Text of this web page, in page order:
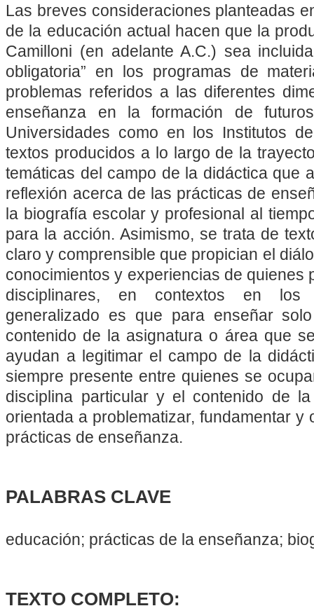
Las breves consideraciones planteadas
de la educación actual hacen que la
Camilloni (en adelante A.C.) sea
obligatoria” en los programas de
problemas referidos a las diferentes
enseñanza en la formación de
Universidades como en los Institutos
textos producidos a lo largo de la
temáticas del campo de la didáctica que
reflexión acerca de las prácticas de
la biografía escolar y profesional al
para la acción. Asimismo, se trata de
claro y comprensible que propician el
conocimientos y experiencias de quienes
disciplinares, en contextos en los
generalizado es que para enseñar
contenido de la asignatura o área que
ayudan a legitimar el campo de la
siempre presente entre quienes se
disciplina particular y el contenido de
orientada a problematizar, fundamentar
prácticas de enseñanza.
PALABRAS CLAVE
educación; prácticas de la enseñanza;
TEXTO COMPLETO: